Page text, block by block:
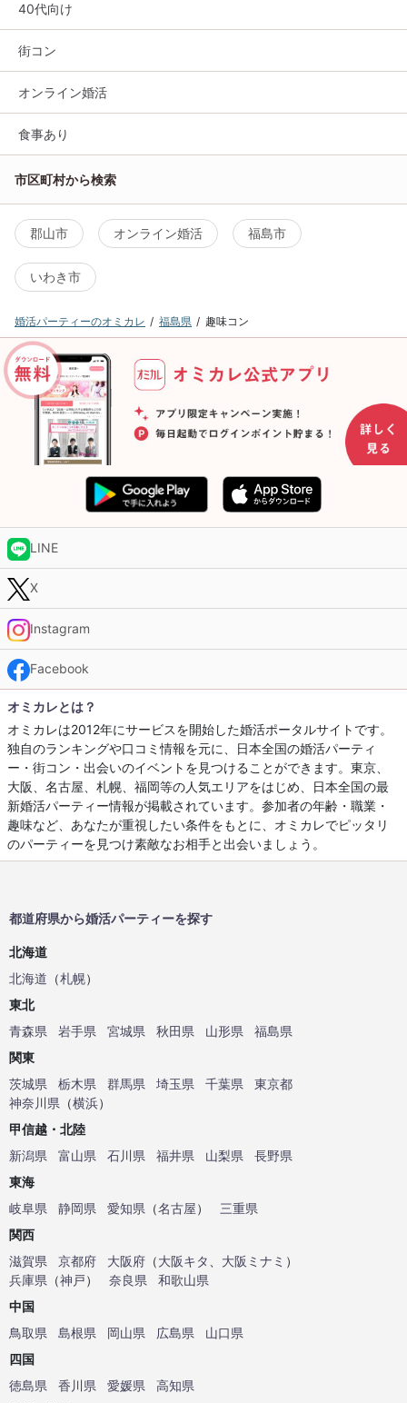
40代向け
街コン
オンライン婚活
食事あり
市区町村から検索
郡山市 オンライン婚活 福島市
いわき市
婚活パーティーのオミカレ 福島県 趣味コン
LINE
X
Instagram
Facebook
オミカレとは？
オミカレは2012年にサービスを開始した婚活ポータルサイトです。
独自のランキングや口コミ情報を元に、日本全国の婚活パーティ
ー・街コン・出会いのイベントを見つけることができます。東京、
大阪、名古屋、札幌、福岡等の人気エリアをはじめ、日本全国の最
新婚活パーティー情報が掲載されています。参加者の年齢・職業・
趣味など、あなたが重視したい条件をもとに、オミカレでピッタリ
のパーティーを見つけ素敵なお相手と出会いましょう。
都道府県から婚活パーティーを探す
北海道
北海道 （札幌）
東北
青森県
岩手県 宮城県 秋田県 山形県
福島県
関東
茨城県
栃木県 群馬県 埼玉県 千葉県
東京都
神奈川県 （横浜）
甲信越・北陸
新潟県
富山県 石川県 福井県 山梨県
長野県
東海
岐阜県
静岡県 愛知県 （名古屋）
三重県
関西
滋賀県
京都府 大阪府 （大阪キタ 大阪ミナミ ）
兵庫県 （神戸） 奈良県
和歌山県
中国
鳥取県
島根県 岡山県 広島県
山口県
四国
徳島県
香川県 愛媛県
高知県